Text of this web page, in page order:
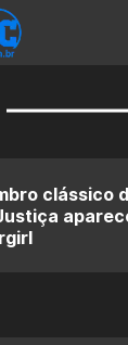
clássico